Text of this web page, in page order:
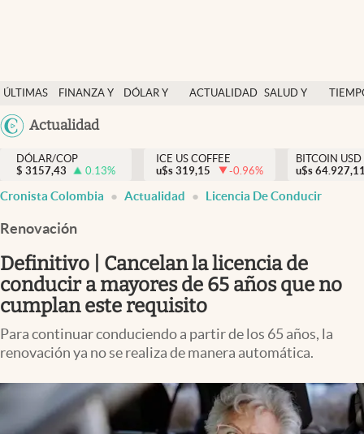
ÚLTIMAS
NOTICIAS
FINANZA Y
DÓLAR Y
ACTUALIDAD SALUD Y
México
USA
Actualidad
Salud y nutrición
Vida espiritual
Actualidad
Colombia
DÓLAR/COP
$ 3157,43 0.13%
ICE US COFFEE
u$s 319,15 -0.96%
BITCOIN USD
u$s
Cronista Colombia Actualidad Licencia De Conducir
Renovación
Definitivo | Cancelan la licencia de
conducir a mayores de 65 años que no
cumplan este requisito
Para continuar conduciendo a partir de los 65 años, la
renovación ya no se realiza de manera automática.